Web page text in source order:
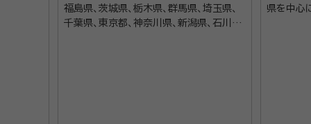
福島県、茨城県、栃木県、群馬県、埼玉県、
千葉県、東京都、神奈川県、新潟県、石川
県を中心